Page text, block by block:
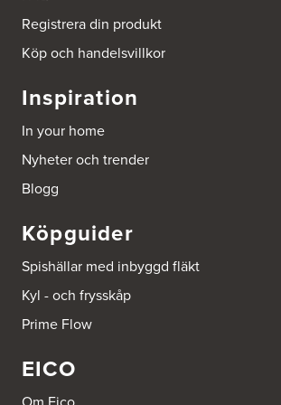
Tel.:0046-86428515
http://www.ballingslov.se
Gäddvägen 12
Tel.:752412900
Hönekullavägen 25
Tel.:752418750
Beijer Byggmaterial Bollnäs - Filial 041
Industrigatan 5
Tel.: 752411000
Beijer Byggmaterial Piteå - Filial 002
Batterigatan 2
Registrera din produkt
Köp och handelsvillkor
Inspiration
In your home
Nyheter och trender
Blogg
Köpguider
Spishällar med inbyggd fläkt
Kyl - och frysskåp
Prime Flow
EICO